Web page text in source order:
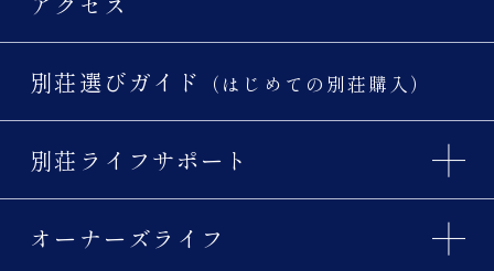
別荘選びガイド （はじめての別荘購入）
別荘ライフサポート
オーナーズライフ